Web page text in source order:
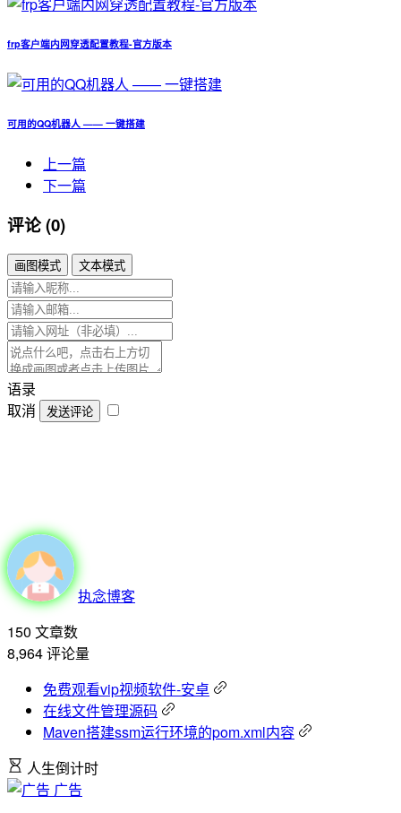
frp客户端内网穿透配置教程-官方版本
可用的QQ机器人 —— 一键搭建
上一篇
下一篇
评论 (0)
画图模式 文本模式
语录
取消
发送评论
执念博客
150 文章数
8,964评论量
免费观看vip视频软件-安卓
在线文件管理源码
Maven搭建ssm运行环境的pom.xml内容
人生倒计时
广告